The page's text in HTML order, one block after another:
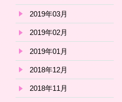
2019年03月
2019年02月
2019年01月
2018年12月
2018年11月